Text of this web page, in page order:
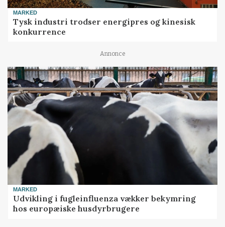
MARKED
Tysk industri trodser energipres og kinesisk
konkurrence
Annonce
MARKED
Udvikling i fugleinfluenza vækker bekymring
hos europæiske husdyrbrugere